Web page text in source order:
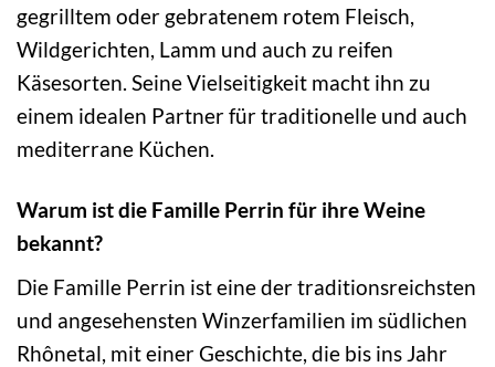
gegrilltem oder gebratenem rotem Fleisch,
Wildgerichten, Lamm und auch zu reifen
Käsesorten. Seine Vielseitigkeit macht ihn zu
einem idealen Partner für traditionelle und auch
mediterrane Küchen.
Warum ist die Famille Perrin für ihre Weine
bekannt?
Die Famille Perrin ist eine der traditionsreichsten
und angesehensten Winzerfamilien im südlichen
Rhônetal, mit einer Geschichte, die bis ins Jahr